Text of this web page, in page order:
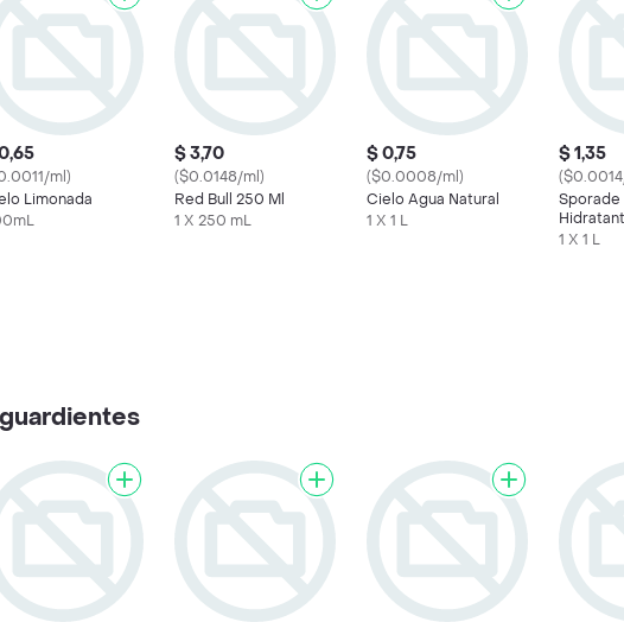
ml)
Limonada
$ 3,70
($0.0148/ml)
Red Bull 250 Ml
1 X 250 mL
$ 0,75
($0.0008/ml)
Cielo Agua Natural
1 X 1 L
$ 1,35
Sporade
Manzana
1 X 1 L